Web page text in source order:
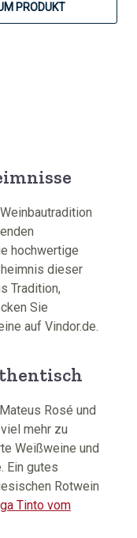
PRODUKT
hochwertige
dieser
Tradition,
Sie
auf Vindor.de.
Rosé und
mehr zu
Weißweine und
Ein gutes
Rotwein
Tinto vom